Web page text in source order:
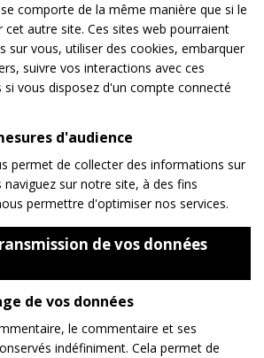
comporte de la même manière que si le
cet autre site. Ces sites web pourraient
sur vous, utiliser des cookies, embarquer
suivre vos interactions avec ces
vous disposez d'un compte connecté
d'audience
permet de collecter des informations sur
sur notre site, à des fins
permettre d'optimiser nos services.
de vos données
de vos données
le commentaire et ses
indéfiniment. Cela permet de